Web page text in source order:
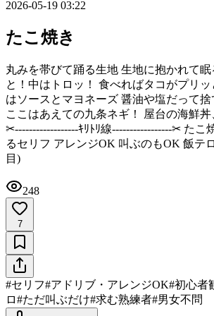
2026-05-19 03:22
たこ焼き
丸みを帯びて踊る生地 生地に抱かれて
と！中はトロッ！ 食べればタコがプリ
はソースとマヨネーズ 醤油や塩だって捨
ここはあえての九条ネギ！ 屋台の海鮮丼
✂︎‬------------------ｷﾘﾄﾘ線-----------------‪✂︎ たこ
るセリフ アレンジOK 叫ぶのもOK 飯テ
目)
248
7
#セリフ#アドリブ・アレンジOK#初心者
ロ#ただ叫ぶだけ#求む熟練者#男女不問